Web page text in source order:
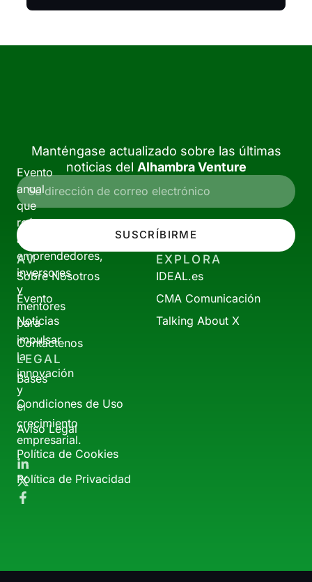
Evento
anual
que
reúne
a
emprendedores,
inversores
y
mentores
para
impulsar
la
innovación
y
el
crecimiento
empresarial.
Manténgase actualizado sobre las últimas
noticias del Alhambra Venture
SUSCRÍBIRME
AV
Sobre Nosotros
Evento
Noticias
Contáctenos
EXPLORA
IDEAL.es
CMA Comunicación
Talking About X
LEGAL
Bases
Condiciones de Uso
Aviso Legal
Política de Cookies
Política de Privacidad